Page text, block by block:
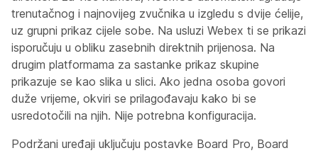
trenutačnog i najnovijeg zvučnika u izgledu s dvije ćelije,
uz grupni prikaz cijele sobe. Na usluzi Webex ti se prikazi
isporučuju u obliku zasebnih direktnih prijenosa. Na
drugim platformama za sastanke prikaz skupine
prikazuje se kao slika u slici. Ako jedna osoba govori
duže vrijeme, okviri se prilagođavaju kako bi se
usredotočili na njih. Nije potrebna konfiguracija.
Podržani uređaji uključuju postavke Board Pro, Board